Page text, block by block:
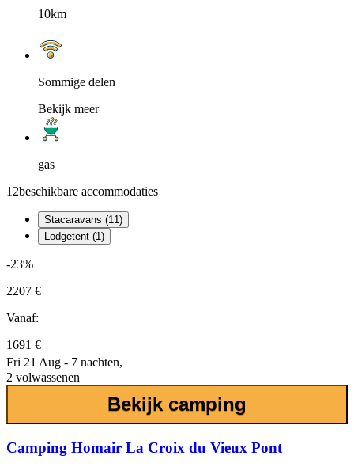
10km
Sommige delen
Bekijk meer
gas
12beschikbare accommodaties
Stacaravans (11)
Lodgetent (1)
-23%
2207 €
Vanaf:
1691 €
Fri 21 Aug - 7 nachten,
2 volwassenen
Bekijk camping
Camping Homair La Croix du Vieux Pont